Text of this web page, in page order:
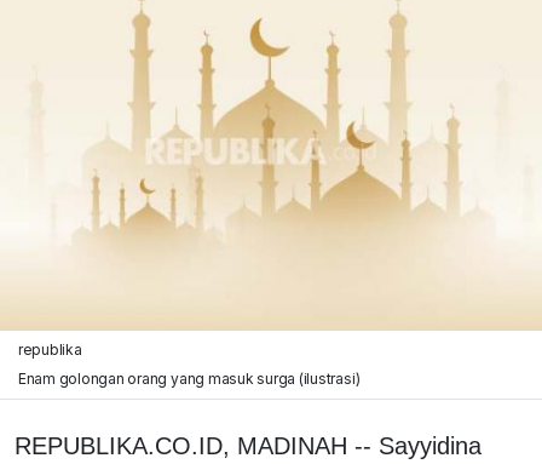
republika
Enam golongan orang yang masuk surga (ilustrasi)
REPUBLIKA.CO.ID, MADINAH -- Sayyidina